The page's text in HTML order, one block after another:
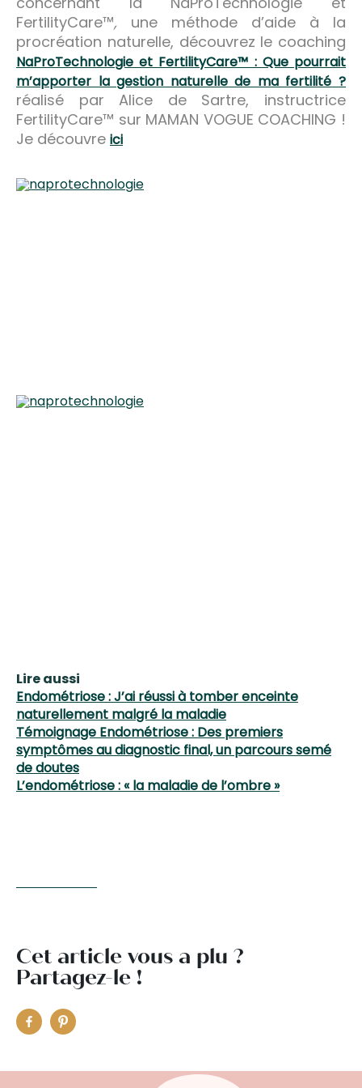
FertilityCare™, une méthode d’aide à la
procréation naturelle, découvrez le coaching
NaProTechnologie et FertilityCare™ : Que pourrait
m’apporter la gestion naturelle de ma fertilité ?
réalisé par Alice de Sartre, instructrice
FertilityCare™ sur MAMAN VOGUE COACHING !
Je découvre ici
Lire aussi
Endométriose : J’ai réussi à tomber enceinte
naturellement malgré la maladie
Témoignage Endométriose : Des premiers
symptômes au diagnostic final, un parcours semé
de doutes
L’endométriose : « la maladie de l’ombre »
Cet article vous a plu ?
Partagez-le !